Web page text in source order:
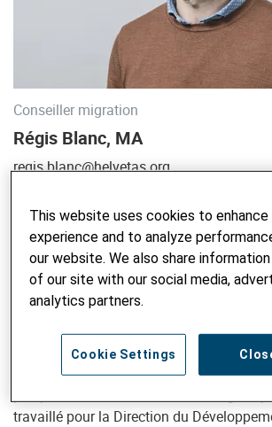
Conseiller migration
Régis Blanc, MA
regis.blanc@helvetas.org
Régis Blanc a rejoint Helvetas en 2020
conseiller en migration. Régis a
le domaine de la migration en 2011 et
expérience internationale acquise en
latine et Asie du Sud. Son expertise
la migration et le développement, la
d'œuvre, le recrutement équitable et la
travaillé pour la Direction du
This website uses cookies to enhance
experience and to analyze
our website. We also share
of our site with our social media,
analytics partners.
Cookie Settings